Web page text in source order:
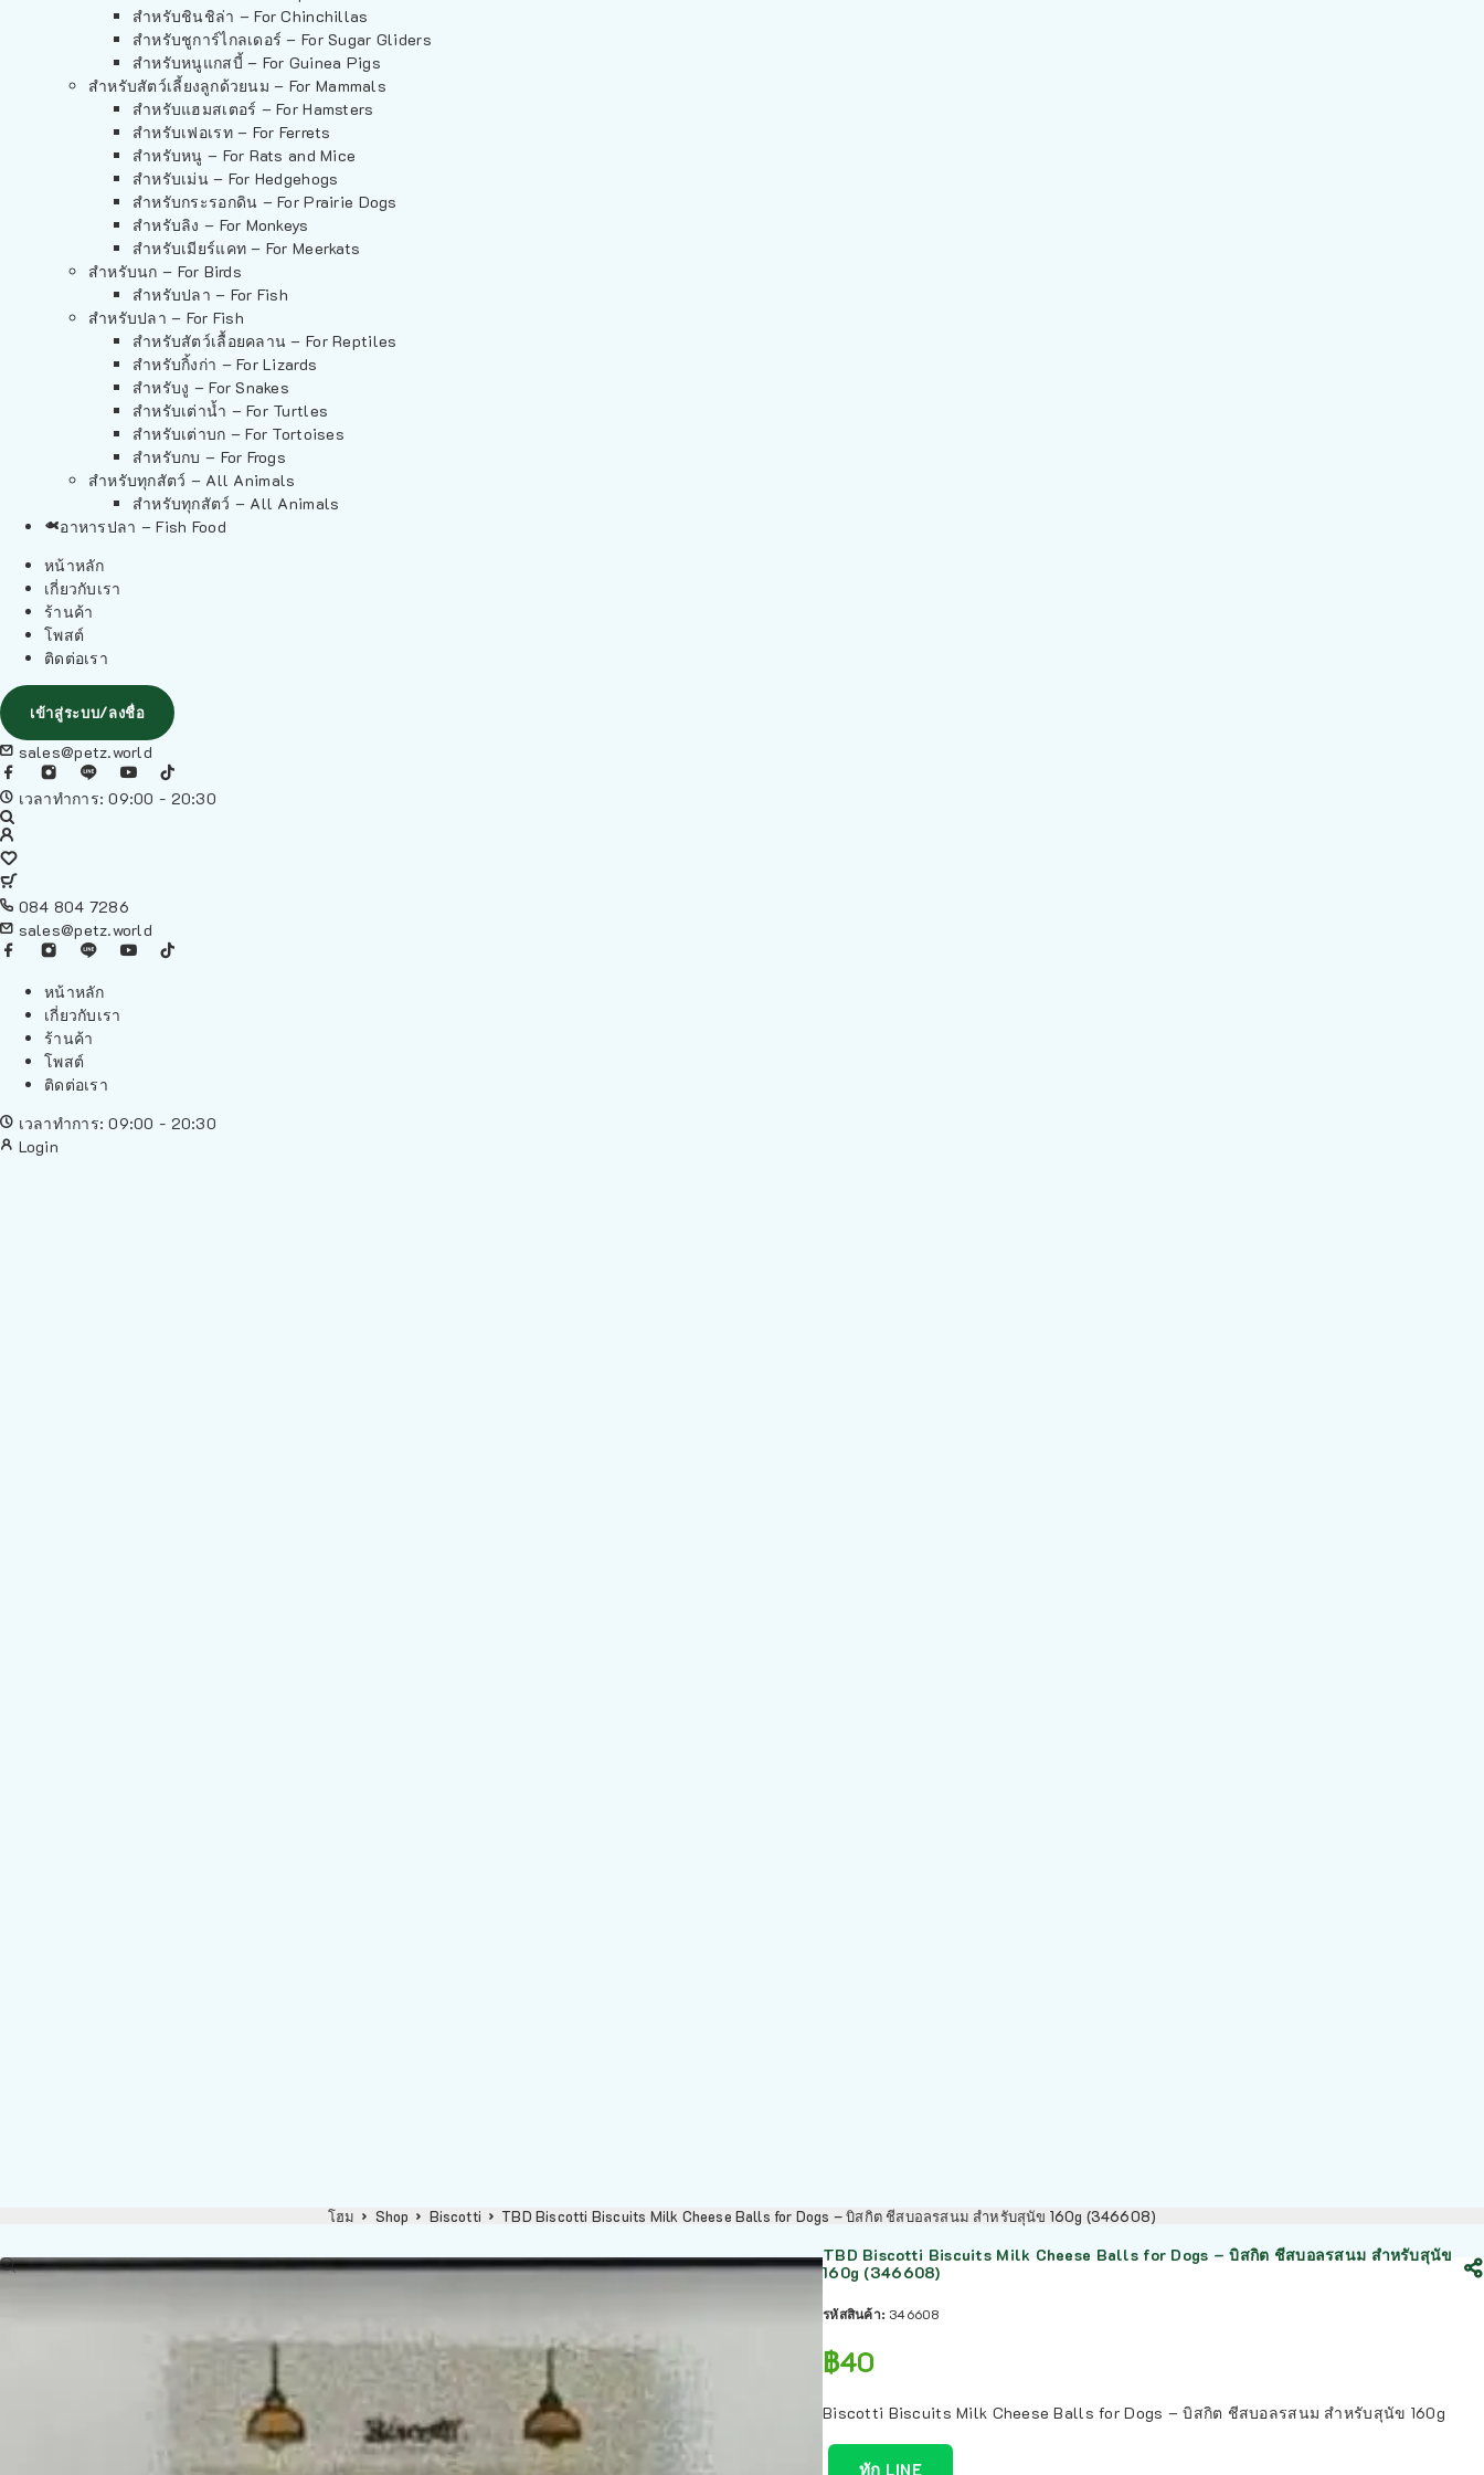
สำหรับชินชิล่า – For Chinchillas
สำหรับชูการ์ไกลเดอร์ – For Sugar Gliders
สำหรับหนูแกสบี้ – For Guinea Pigs
สำหรับสัตว์เลี้ยงลูกด้วยนม – For Mammals
สำหรับแฮมสเตอร์ – For Hamsters
สำหรับเฟอเรท – For Ferrets
สำหรับหนู – For Rats and Mice
สำหรับเม่น – For Hedgehogs
สำหรับกระรอกดิน – For Prairie Dogs
สำหรับลิง – For Monkeys
สำหรับเมียร์แคท – For Meerkats
สำหรับนก – For Birds
สำหรับปลา – For Fish
สำหรับปลา – For Fish
สำหรับสัตว์เลื้อยคลาน – For Reptiles
สำหรับกิ้งก่า – For Lizards
สำหรับงู – For Snakes
สำหรับเต่าน้ำ – For Turtles
สำหรับเต่าบก – For Tortoises
สำหรับกบ – For Frogs
สำหรับทุกสัตว์ – All Animals
สำหรับทุกสัตว์ – All Animals
อาหารปลา – Fish Food
หน้าหลัก
เกี่ยวกับเรา
ร้านค้า
โพสต์
ติดต่อเรา
เข้าสู่ระบบ/ลงชื่อ
sales@petz.world
เวลาทำการ: 09:00 - 20:30
084 804 7286
sales@petz.world
หน้าหลัก
เกี่ยวกับเรา
ร้านค้า
โพสต์
ติดต่อเรา
เวลาทำการ: 09:00 - 20:30
Login
โฮม Shop Biscotti TBD Biscotti Biscuits Milk Cheese Balls for Dogs – บิสกิต ชีสบอลรสนม สำหรับสุนัข 160g (346608)
TBD Biscotti Biscuits Milk Cheese Balls for Dogs – บิสกิต ชีสบอลรสนม สำหรับสุนัข
160g (346608)
รหัสสินค้า: 346608
฿40
Biscotti Biscuits Milk Cheese Balls for Dogs – บิสกิต ชีสบอลรสนม สำหรับสุนัข 160g
ทัก LINE